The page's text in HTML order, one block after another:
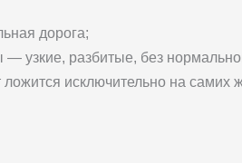
дорога;
— узкие, разбитые, без
исключительно на самих